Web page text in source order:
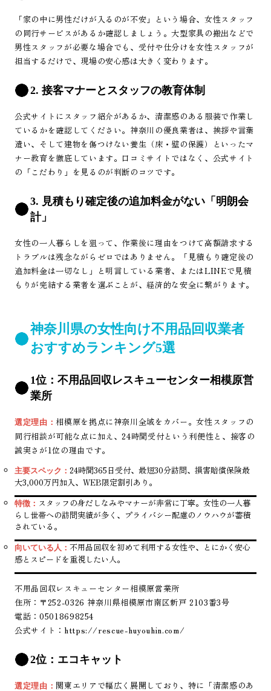
「家の中に男性だけが入るのが不安」という場合、女性スタッフ
の同行サービスがあるか確認しましょう。大型家具の搬出などで
男性スタッフが必要な場合でも、受付や仕分けを女性スタッフが
担当するだけで、現場の安心感は大きく変わります。
2. 接客マナーとスタッフの教育体制
公式サイトにスタッフ紹介があるか、清潔感のある服装で作業し
ているかを確認してください。神奈川の優良業者は、挨拶や言葉
遣い、そして建物を傷つけない養生（床・壁の保護）といったマ
ナー教育を徹底しています。口コミサイトではなく、公式サイト
の「こだわり」を見るのが判断のコツです。
3. 見積もり確定後の追加料金がない「明朗会
計」
女性の一人暮らしを狙って、作業後に理由をつけて高額請求する
トラブルは残念ながらゼロではありません。「見積もり確定後の
追加料金は一切なし」と明言している業者、またはLINEで見積
もりが完結する業者を選ぶことが、経済的な安全に繋がります。
神奈川県の女性向け不用品回収業者
おすすめランキング5選
1位：不用品回収レスキューセンター相模原営
業所
選定理由：相模原を拠点に神奈川全域をカバー。女性スタッフの
同行相談が可能な点に加え、24時間受付という利便性と、接客の
誠実さが1位の理由です。
主要スペック： 24時間365日受付、最短30分訪問、損害賠償保険最
大3,000万円加入、WEB限定割引あり。
特徴： スタッフの身だしなみやマナーが非常に丁寧。女性の一人暮
らし世帯への訪問実績が多く、プライバシー配慮のノウハウが蓄積
されている。
向いている人： 不用品回収を初めて利用する女性や、とにかく安心
感とスピードを重視したい人。
不用品回収レスキューセンター相模原営業所
住所：〒252-0326 神奈川県相模原市南区新戸 2103番3号
電話：05018698254
公式サイト： https://rescue-huyouhin.com/
2位：エコキャット
選定理由： 関東エリアで幅広く展開しており、特に「清潔感のあ